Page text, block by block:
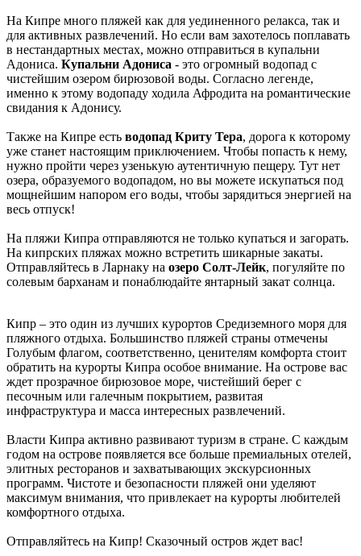
На Кипре много пляжей как для уединенного релакса, так и
для активных развлечений. Но если вам захотелось поплавать
в нестандартных местах, можно отправиться в купальни
Адониса. Купальни Адониса - это огромный водопад с
чистейшим озером бирюзовой воды. Согласно легенде,
именно к этому водопаду ходила Афродита на романтические
свидания к Адонису.
Также на Кипре есть водопад Криту Тера, дорога к которому
уже станет настоящим приключением. Чтобы попасть к нему,
нужно пройти через узенькую аутентичную пещеру. Тут нет
озера, образуемого водопадом, но вы можете искупаться под
мощнейшим напором его воды, чтобы зарядиться энергией на
весь отпуск!
На пляжи Кипра отправляются не только купаться и загорать.
На кипрских пляжах можно встретить шикарные закаты.
Отправляйтесь в Ларнаку на озеро Солт-Лейк, погуляйте по
солевым барханам и понаблюдайте янтарный закат солнца.
Кипр – это один из лучших курортов Средиземного моря для
пляжного отдыха. Большинство пляжей страны отмечены
Голубым флагом, соответственно, ценителям комфорта стоит
обратить на курорты Кипра особое внимание. На острове вас
ждет прозрачное бирюзовое море, чистейший берег с
песочным или галечным покрытием, развитая
инфраструктура и масса интересных развлечений.
Власти Кипра активно развивают туризм в стране. С каждым
годом на острове появляется все больше премиальных отелей,
элитных ресторанов и захватывающих экскурсионных
программ. Чистоте и безопасности пляжей они уделяют
максимум внимания, что привлекает на курорты любителей
комфортного отдыха.
Отправляйтесь на Кипр! Сказочный остров ждет вас!